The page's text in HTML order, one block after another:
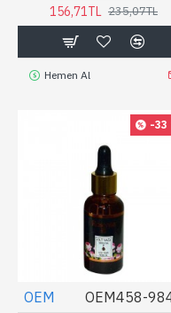
156,71TL 235,07TL
Hemen Al
-33
OEM OEM458-